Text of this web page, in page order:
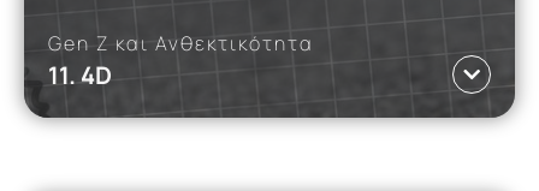
Gen Z και Ανθεκτικότητα
11. 4D